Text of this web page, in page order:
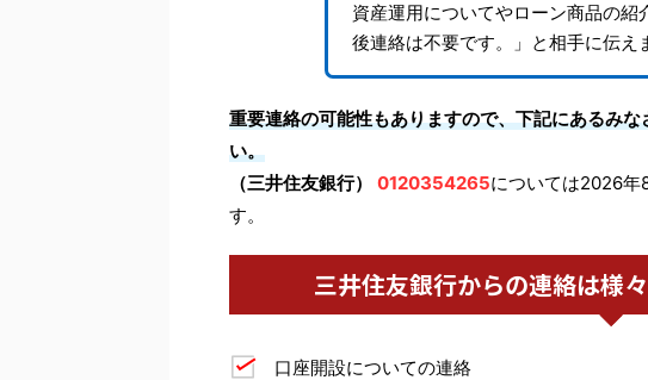
資産運用についてやローン商品の
後連絡は不要です。」と相手に伝え
重要連絡の可能性もありますので、下記にあるみ
い。
（三井住友銀行）
0120354265については2026年
す。
三井住友銀行からの連絡は様
口座開設についての連絡